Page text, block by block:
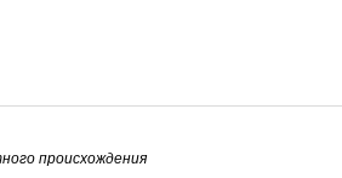
происхождения